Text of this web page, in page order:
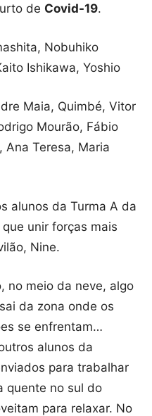
de Covid-19.
Nobuhiko
Ishikawa, Yoshio
Maia, Quimbé, Vitor
Mourão, Fábio
Ana Teresa, Maria
alunos da Turma A da
unir forças mais
Nine.
no meio da neve, algo
da zona onde os
se enfrentam…
alunos da
para trabalhar
quente no sul do
para relaxar. No